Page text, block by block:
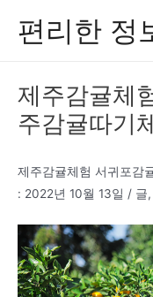
편리한 정
제주감귤체
주감귤따기
제주감귤체험 서귀포감
: 2022년 10월 13일 / 글